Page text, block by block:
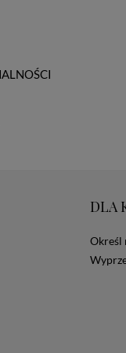
DLA
Określ